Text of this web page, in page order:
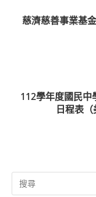
慈濟慈善事業基
112學年度國民中
日程表（
Search
for: